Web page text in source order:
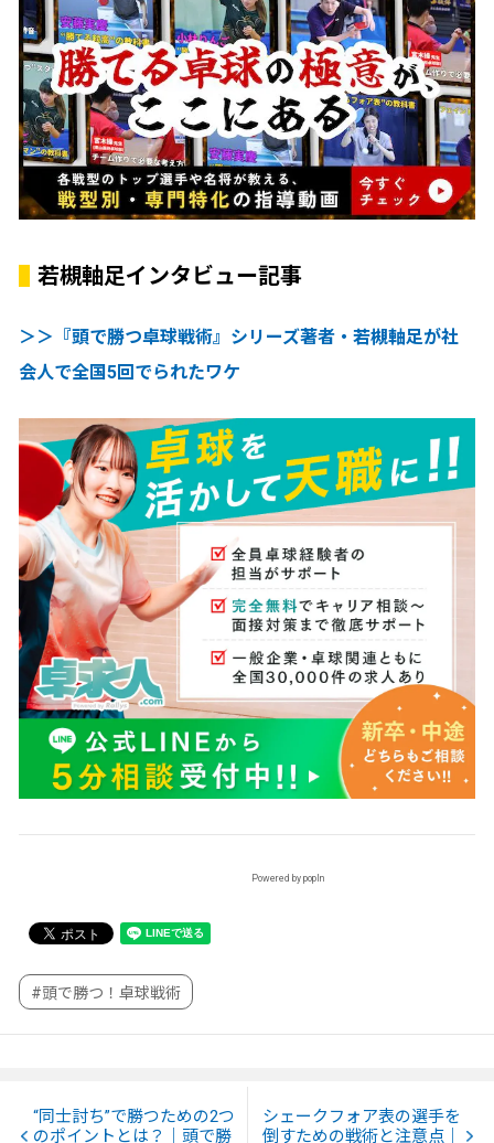
若槻軸足インタビュー記事
＞＞『頭で勝つ卓球戦術』シリーズ著者・若槻軸足が社
会人で全国5回でられたワケ
Powered by popIn
#頭で勝つ！卓球戦術
“同士討ち”で勝つための2つ
のポイントとは？｜頭で勝
シェークフォア表の選手を
倒すための戦術と注意点｜